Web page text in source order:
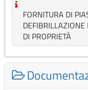
FORNITURA DI
DEFIBRILLAZIONE
DI PROPRIETÀ